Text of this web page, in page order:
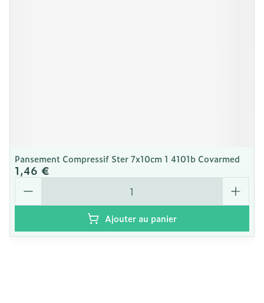
Pansement Compressif Ster 7x10cm 1 4101b Covarmed
1,46 €
Quantité
Ajouter au panier